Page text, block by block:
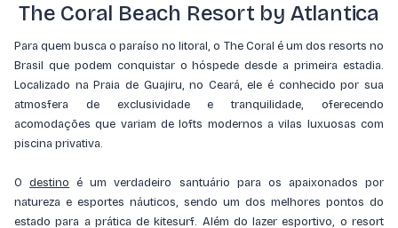
The Coral Beach Resort by Atlantica
Para quem busca o paraíso no litoral, o The Coral é um dos resorts no
Brasil que podem conquistar o hóspede desde a primeira estadia.
Localizado na Praia de Guajiru, no Ceará, ele é conhecido por sua
atmosfera de exclusividade e tranquilidade, oferecendo
acomodações que variam de lofts modernos a vilas luxuosas com
piscina privativa.
Odestino é um verdadeiro santuário para os apaixonados por
natureza e esportes náuticos, sendo um dos melhores pontos do
estado para a prática de kitesurf. Além do lazer esportivo, o resort